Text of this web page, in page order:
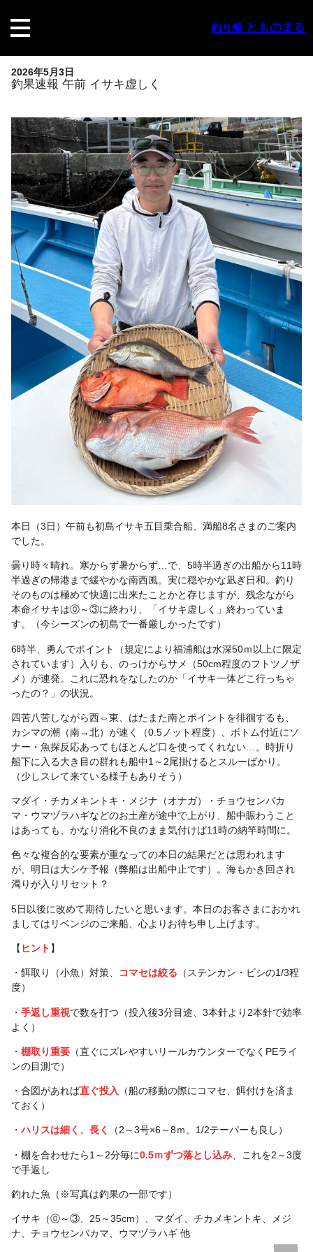
釣り船とものまる
2026年5月3日
釣果速報 午前 イサキ虚しく
本日（3日）午前も初島イサキ五目乗合船、満船8名さまのご案内
でした。
曇り時々晴れ。寒からず暑からず…で、5時半過ぎの出船から11時
半過ぎの帰港まで緩やかな南西風。実に穏やかな凪ぎ日和。釣り
そのものは極めて快適に出来たことかと存じますが、残念ながら
本命イサキは⓪～③に終わり、「イサキ虚しく」終わっていま
す。（今シーズンの初島で一番厳しかったです）
6時半、勇んでポイント（規定により福浦船は水深50ｍ以上に限定
されています）入りも、のっけからサメ（50cm程度のフトツノザ
メ）が連発。これに恐れをなしたのか「イサキ一体どこ行っちゃ
ったの？」の状況。
四苦八苦しながら西⇔東、はたまた南とポイントを徘徊するも、
カシマの潮（南→北）が速く（0.5ノット程度）、ボトム付近にソ
ナー・魚探反応あってもほとんど口を使ってくれない…。時折り
船下に入る大き目の群れも船中1～2尾掛けるとスルーばかり。
（少しスレて来ている様子もありそう）
マダイ・チカメキントキ・メジナ（オナガ）・チョウセンバカ
マ・ウマヅラハギなどのお土産が途中で上がり、船中賑わうこと
はあっても、かなり消化不良のまま気付けば11時の納竿時間に。
色々な複合的な要素が重なっての本日の結果だとは思われます
が、明日は大シケ予報（弊船は出船中止です）。海もかき回され
濁りが入りリセット？
5日以後に改めて期待したいと思います。本日のお客さまにおかれ
ましてはリベンジのご来船、心よりお待ち申し上げます。
【 ヒント 】
・餌取り（小魚）対策、 コマセは絞る （ステンカン・ビシの1/3程
度）
・ 手返し重視で数を打つ（投入後3分目途、3本針より2本針で効率
よく）
・ 棚取り重要 （直ぐにズレやすいリールカウンターでなくPEライ
ンの目測で）
・合図があれば直ぐ投入
（船の移動の際にコマセ、餌付けを済ま
ておく）
・ハリスは細く、長く （2～3号×6～8ｍ。1/2テーパーも良し）
・棚を合わせたら1～2分毎に0.5ｍずつ落とし込み 、これを2～3度
で手返し
釣れた魚（※写真は釣果の一部です）
イサキ（⓪～③、25～35cm）、マダイ、チカメキントキ、メジ
ナ、チョウセンバカマ、ウマヅラハギ 他